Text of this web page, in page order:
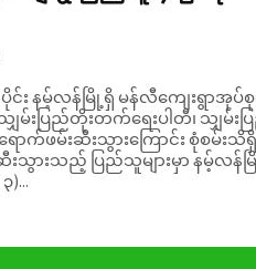
ပိုင်း နမ့်လန်မြို့ရှိ မန်လီကျေးရွာ
ျှမ်းပြည်တိုးတက်ရေးပါတီ၊ သျှမ်း
ောက်ဖမ်းဆီးသွားကြောင်း စုံစမ်းသိရှိရ
းဆီးသွားသည့် ပြည်သူများမှာ နမ့်လန်
)...